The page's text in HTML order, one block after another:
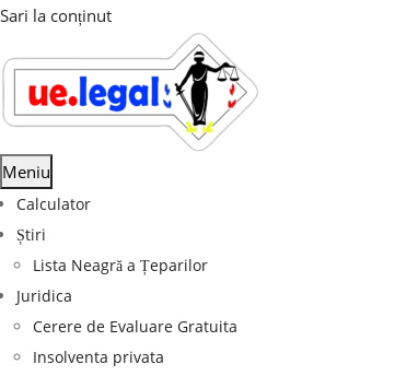
Sari la conținut
Meniu
Calculator
Știri
Lista Neagră a Țeparilor
Juridica
Cerere de Evaluare Gratuita
Insolventa privata